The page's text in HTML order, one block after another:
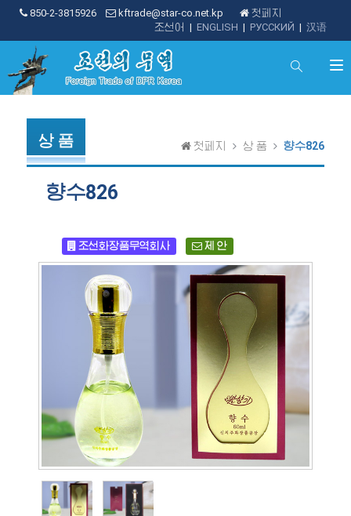
850-2-3815926 kftrade@star-co.net.kp
첫페지
| 汉语
| РУССКИЙ
| ENGLISH
조선어
상 품 첫페지 상 품 향수826
향수826
조선화장품무역회사 제 안